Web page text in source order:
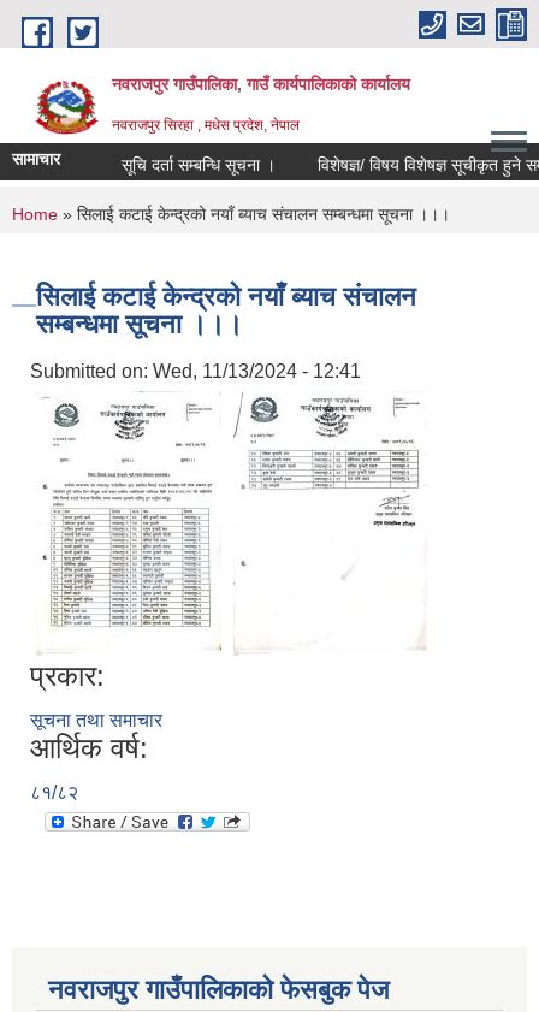
Skip to main content
नवराजपुर गाउँपालिका, गाउँ कार्यपालिकाको कार्यालय
नवराजपुर सिरहा , मधेस प्रदेश, नेपाल
सामाचार सूचि दर्ता सम्बन्धि सूचना । विशेषज्ञ/ विषय विशेषज्ञ सूचीकृत हुने
You are here
Home » सिलाई कटाई केन्द्रको नयाँ ब्याच संचालन सम्बन्धमा सूचना ।।।
सिलाई कटाई केन्द्रको नयाँ ब्याच संचालन
सम्बन्धमा सूचना ।।।
Submitted on: Wed, 11/13/2024 - 12:41
प्रकार:
सूचना तथा समाचार
आर्थिक वर्ष:
८१/८२
नवराजपुर गाउँपालिकाको फेसबुक पेज